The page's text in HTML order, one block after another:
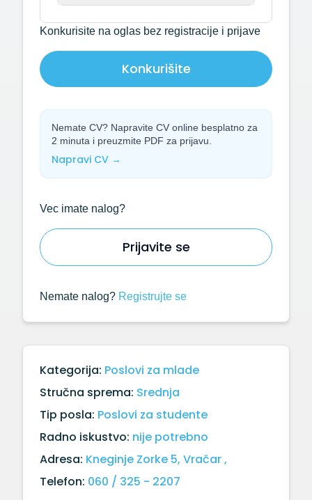
Konkurisite na oglas bez registracije i prijave
Konkurišite
Nemate CV? Napravite CV online besplatno za
2 minuta i preuzmite PDF za prijavu.
Napravi CV →
Vec imate nalog?
Prijavite se
Nemate nalog? Registrujte se
Kategorija: Poslovi za mlade
Stručna sprema: Srednja
Tip posla: Poslovi za studente
Radno iskustvo: nije potrebno
Adresa: Kneginje Zorke 5, Vračar ,
Telefon: 060 / 325 - 2207